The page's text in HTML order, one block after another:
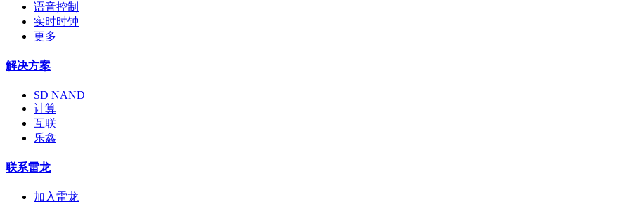
语音控制
实时时钟
更多
解决方案
SD NAND
计算
互联
乐鑫
联系雷龙
加入雷龙